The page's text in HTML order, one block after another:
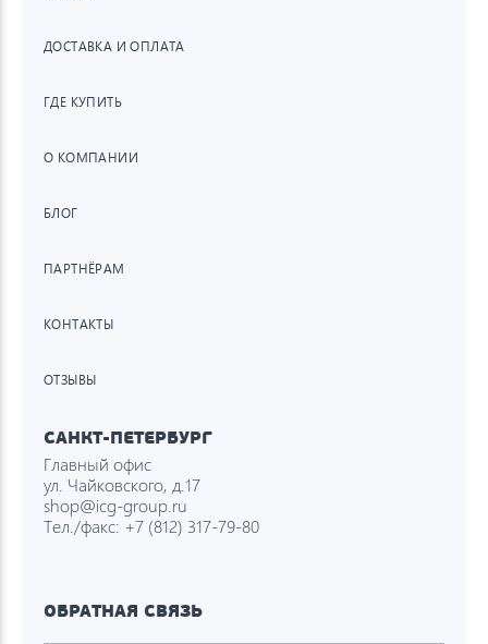
ДОСТАВКА И ОПЛАТА
ГДЕ КУПИТЬ
О КОМПАНИИ
БЛОГ
ПАРТНЁРАМ
КОНТАКТЫ
ОТЗЫВЫ
САНКТ-ПЕТЕРБУРГ
Главный офис
ул. Чайковского, д.17
shop@icg-group.ru
Тел./факс: +7 (812) 317-79-80
ОБРАТНАЯ СВЯЗЬ